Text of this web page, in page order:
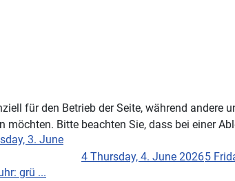
3. June
grü ...
4 Thursday, 4. June 20265
für den Betrieb der Seite, während andere
möchten. Bitte beachten Sie, dass bei einer